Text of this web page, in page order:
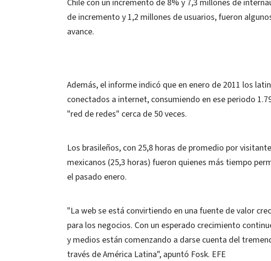
Chile con un incremento de 8% y 7,3 millones de
de incremento y 1,2 millones de usuarios, fueron
avance.
Además, el informe indicó que en enero de 2011 los
conectados a internet, consumiendo en ese periodo
"red de redes" cerca de 50 veces.
Los brasileños, con 25,8 horas de promedio por
mexicanos (25,3 horas) fueron quienes más tiempo
el pasado enero.
"La web se está convirtiendo en una fuente de valor
para los negocios. Con un esperado crecimiento
y medios están comenzando a darse cuenta del
través de América Latina", apuntó Fosk. EFE